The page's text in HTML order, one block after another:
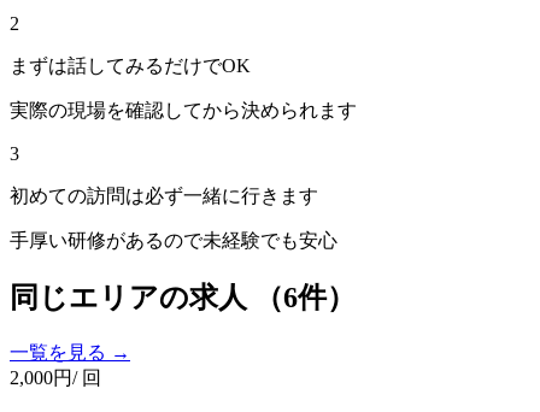
2
まずは話してみるだけでOK
実際の現場を確認してから決められます
3
初めての訪問は必ず一緒に行きます
手厚い研修があるので未経験でも安心
同じエリアの求人 （6件）
一覧を見る →
2,000円/ 回